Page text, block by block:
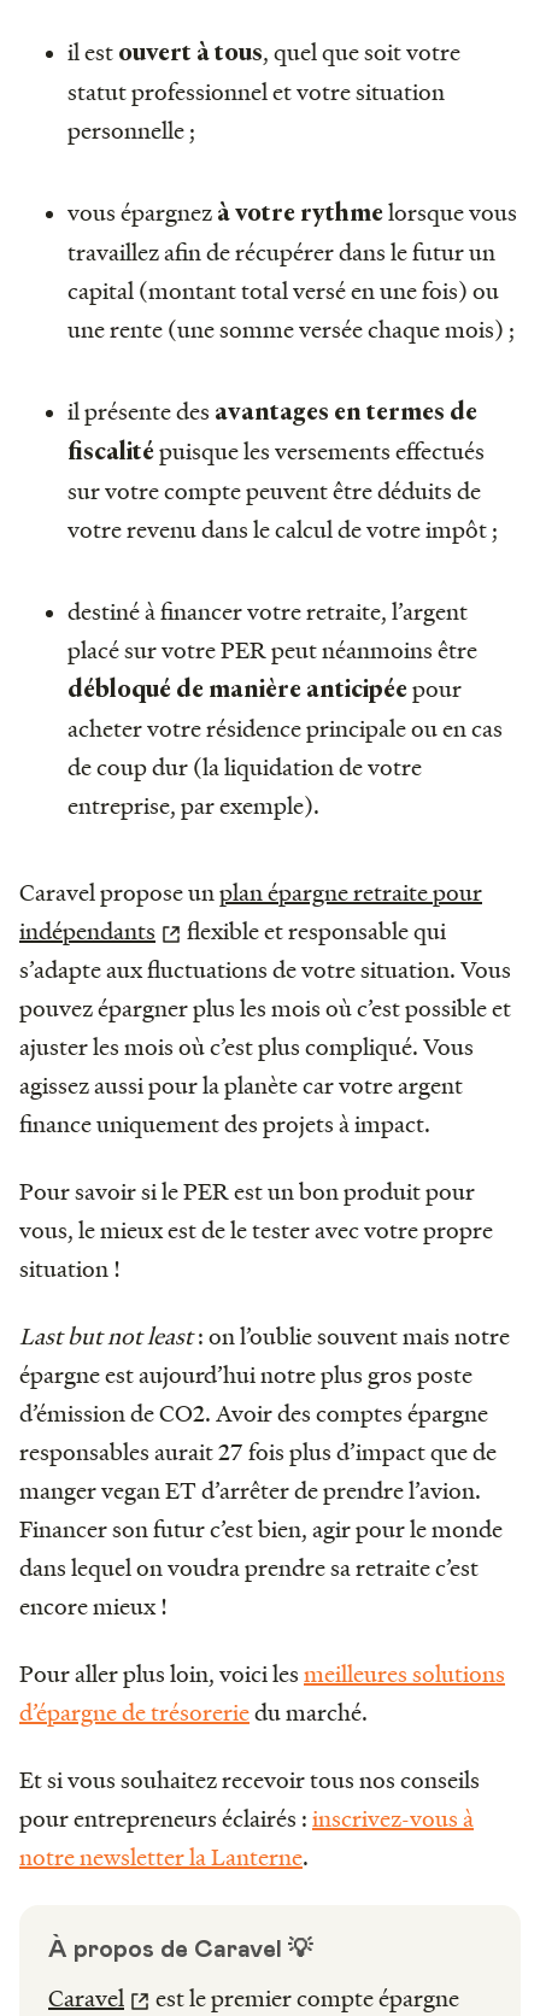
il est ouvert à tous, quel que soit votre
statut professionnel et votre situation
personnelle ;
vous épargnez à votre rythmelorsque vous
travaillez afin de récupérer dans le futur un
capital (montant total versé en une fois) ou
une rente (une somme versée chaque mois) ;
il présente des avantages en termes de
fiscalitépuisque les versements effectués
sur votre compte peuvent être déduits de
votre revenu dans le calcul de votre impôt ;
destiné à financer votre retraite, l’argent
placé sur votre PER peut néanmoins être
débloqué de manière anticipéepour
acheter votre résidence principale ou en cas
de coup dur (la liquidation de votre
entreprise, par exemple).
Caravel propose unplan épargne retraite pour
indépendants
flexible et responsable qui
s’adapte aux fluctuations de votre situation. Vous
pouvez épargner plus les mois où c’est possible et
ajuster les mois où c’est plus compliqué. Vous
agissez aussi pour la planète car votre argent
finance uniquement des projets à impact.
Pour savoir si le PER est un bon produit pour
vous, le mieux est de le tester avec votre propre
situation !
Last but not least: on l’oublie souvent mais notre
épargne est aujourd’hui notre plus gros poste
d’émission de CO2. Avoir des comptes épargne
responsables aurait 27 fois plus d’impact que de
manger vegan ET d’arrêter de prendre l’avion.
Financer son futur c’est bien, agir pour le monde
dans lequel on voudra prendre sa retraite c’est
encore mieux !
Pour aller plus loin, voici lesmeilleures solutions
d’épargne de trésoreriedu marché.
Et si vous souhaitez recevoir tous nos conseils
pour entrepreneurs éclairés :inscrivez-vous à
notre newsletter la Lanterne.
À propos de Caravel 💡
Caravel
est le premier compte épargne